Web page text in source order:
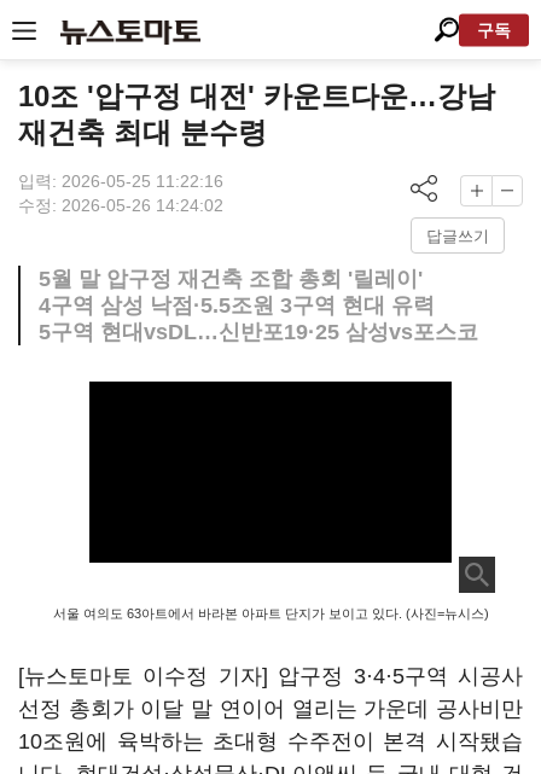
구독
10조 '압구정 대전' 카운트다운…강남
재건축 최대 분수령
입력: 2026-05-25 11:22:16
수정: 2026-05-26 14:24:02
답글쓰기
5월 말 압구정 재건축 조합 총회 '릴레이'
4구역 삼성 낙점·5.5조원 3구역 현대 유력
5구역 현대vsDL…신반포19·25 삼성vs포스코
서울 여의도 63아트에서 바라본 아파트 단지가 보이고 있다. (사진=뉴시스)
[뉴스토마토 이수정 기자] 압구정 3·4·5구역 시공사
선정 총회가 이달 말 연이어 열리는 가운데 공사비만
10조원에 육박하는 초대형 수주전이 본격 시작됐습